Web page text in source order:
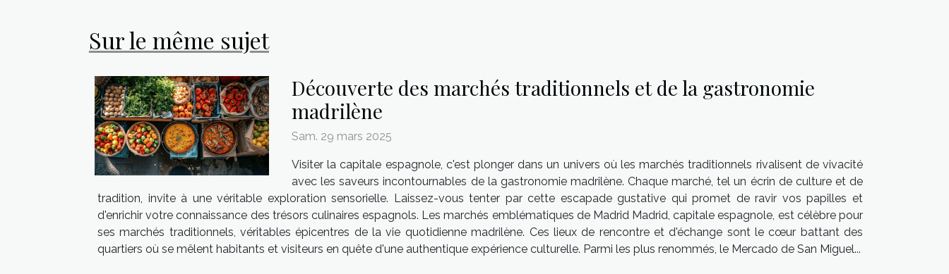
Sur le même sujet
Découverte des marchés traditionnels et de la gastronomie
madrilène
Sam. 29 mars 2025
Visiter la capitale espagnole, c'est plonger dans un univers où les marchés traditionnels rivalisent de vivacité
avec les saveurs incontournables de la gastronomie madrilène. Chaque marché, tel un écrin de culture et de
tradition, invite à une véritable exploration sensorielle. Laissez-vous tenter par cette escapade gustative qui promet de ravir vos papilles et
d'enrichir votre connaissance des trésors culinaires espagnols. Les marchés emblématiques de Madrid Madrid, capitale espagnole, est célèbre pour
ses marchés traditionnels, véritables épicentres de la vie quotidienne madrilène. Ces lieux de rencontre et d'échange sont le cœur battant des
quartiers où se mêlent habitants et visiteurs en quête d'une authentique expérience culturelle. Parmi les plus renommés, le Mercado de San Miguel...